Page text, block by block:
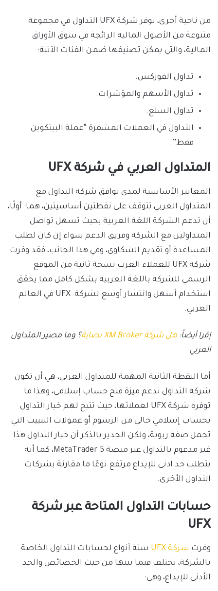
من ناحية أخرى، توفر شركة UFX التداول في مجموعة
متنوعة من الأصول المالية الرائجة في سوق الأوراق
المالية، والتي يمكن تصنيفها ضمن الفئات الآتية:
تداول الفوركس.
تداول الأسهم والمؤشرات.
تداول السلع.
التداول في العملات المشفرة “عملة البيتكوين
فقط”.
المتداول العربي في شركة UFX
المعايير الأساسية لمدى توافق شركة التداول مع
المتداول العربي تتوقف على نقطتين أساسيتين، هما: أولًا،
أن تدعم الشركة اللغة العربية بحيث تسهل تواصل
المتداولين مع الشركة وفريق الدعم سواء إن كان لطلب
المساعدة أو تقديم الشكاوى، وفي هذا الجانب، فقد وفرت
شركة UFX للعملاء العرب نسخة ثانية من الموقع
الرسمي للشركة باللغة العربية بشكل كامل مما يحقق
استخدام أسهل وانتشار أوسع لشركة UFX في العالم
العربي.
إقرا أيضاً: هل شركة XM Broker نصابة
؟ وما مصير المتداول
العربي
أما النقطة الثانية المهمة للمتداول العربي، هي أن تكون
شركة التداول تدعم ميزة فتح حساب إسلامي، وهذا ما
توفره شركة UFX لعملائها، حيث تتيح لهم خيار التداول
بحساب إسلامي خالي من الرسوم أو عمولات التبييت التي
تحمل صفة ربوية، ولكن الجدير بالذكر أن خيار التداول هذا
غير مدعوم بالتداول عبر منصة MetaTrader 5، كما أنه
يتطلب حد ادنى للإيداع مرتفع نوعًا ما مقارنة بشركات
التداول الأخرى.
حسابات التداول المتاحة عبر شركة
UFX
وفرت شركة UFX
ستة أنواع لحسابات التداول الخاصة
بالشركة، تختلف فيما بينها من حيث الخصائص والحد
الأدنى للإيداع، وهي: